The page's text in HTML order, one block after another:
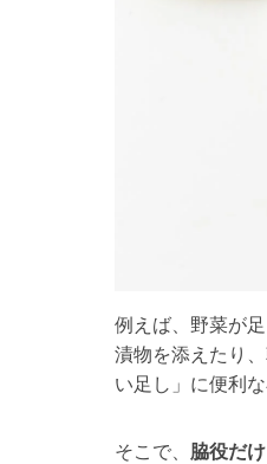
例えば、野菜が
漬物を添えたり
い足し」に便利
そこで、 脇役だ